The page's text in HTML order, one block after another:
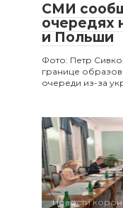
СМИ
очередях
и Польши
Фото: Петр
границе
очереди из-за
Новости